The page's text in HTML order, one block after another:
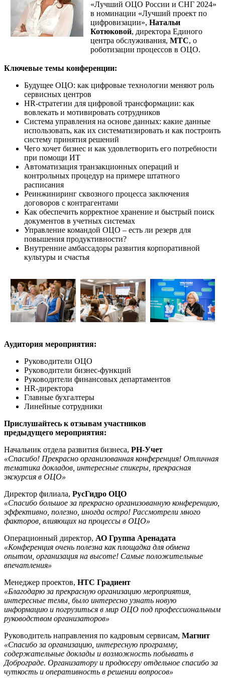
«Лучший ОЦО России и СНГ 2024»
в номинации «Лучший проект по
цифровизации», Натальи
Котюковой, директора Единого
центра обслуживания, МТС, о
роботизации процессов в ОЦО.
Ключевые темы конференции:
Будущее ОЦО: как цифровые технологии меняют роль
сервисных центров
HR-стратегии для цифровой трансформации: как
вовлекать и мотивировать сотрудников
Система управления на основе данных: какие данные
использовать, как их систематизировать и как построить
систему принятия решений
Чего хочет бизнес и как удовлетворить его потребности
при помощи ИТ
Автоматизация транзакционных операций и
контрольных процедур на примере штатного
расписания
Реинжиниринг сквозного процесса заключения
договоров с контрагентами
Как обеспечить корректное хранение и быстрый поиск
документов в учетных системах
Управление командой ОЦО – есть ли резерв для
повышения продуктивности?
Внутренние амбассадоры развития корпоративной
культуры и счастья
Аудитория мероприятия:
Руководители ОЦО
Руководители бизнес-функций
Руководители финансовых департаментов
HR-директора
Главные бухгалтеры
Линейные сотрудники
Прислушайтесь к отзывам участников
предыдущего мероприятия:
Начальник отдела развития бизнеса, РН-Учет
«Спасибо! Прекрасно организованная конференция! Отличная
тематика докладов, интересные спикеры, прекрасная
экскурсия в ОЦО»
Директор филиала, РусГидро ОЦО
«Спасибо большое за прекрасно организованную конференцию,
эффективно, полезно, иногда остро! Рассмотрели много
факторов, влияющих на процессы в ОЦО»
Операционный директор, АО Группа Аренадата
«Конференция очень полезна как площадка для обмена
опытом, организация на высоте! Самые положительные
впечатления»
Менеджер проектов, НТС Градиент
«Благодарю за прекрасную организацию мероприятия,
интересные темы, было интересно узнать новую
информацию и погрузиться в мир ОЦО под профессиональным
руководством организаторов»
Руководитель направления по кадровым сервисам, Магнит
«Спасибо за организацию, интересную программу,
содержательные доклады и возможность побывать в
Доброграде. Организатору и продюсеру отдельное спасибо за
чуткость и оперативность в решении вопросов»